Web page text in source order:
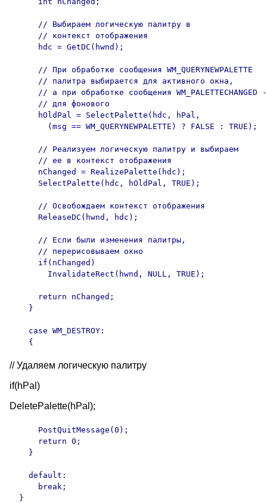
      // Выбираем логическую палитру в
      // контекст отображения
      hdc = GetDC(hwnd);
      // При обработке сообщения WM_QUERYNEWPALETTE
      // палитра выбирается для активного окна,
      // а при обработке сообщения WM_PALETTECHANGED -
      // для фонового
      hOldPal = SelectPalette(hdc, hPal,
        (msg == WM_QUERYNEWPALETTE) ? FALSE : TRUE);
      // Реализуем логическую палитру и выбираем
      // ее в контекст отображения
      nChanged = RealizePalette(hdc);
      SelectPalette(hdc, hOldPal, TRUE);
      // Освобождаем контекст отображения
      ReleaseDC(hwnd, hdc);
      // Если были изменения палитры,
      // перерисовываем окно
      if(nChanged)
        InvalidateRect(hwnd, NULL, TRUE);
      return nChanged;
    }
    case WM_DESTROY:
    {
// Удаляем логическую палитру
if(hPal)
DeletePalette(hPal);
      PostQuitMessage(0);
      return 0;
    }
    default:
      break;
  }